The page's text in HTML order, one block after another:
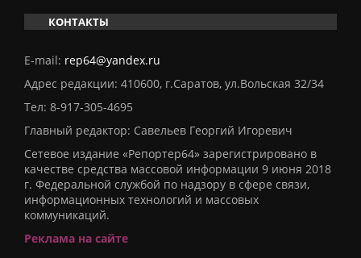
КОНТАКТЫ
E-mail: rep64@yandex.ru
Адрес редакции: 410600, г.Саратов, ул.Вольская 32/34
Тел: 8-917-305-4695
Главный редактор: Савельев Георгий Игоревич
Сетевое издание «Репортер64» зарегистрировано в
качестве средства массовой информации 9 июня 2018
г. Федеральной службой по надзору в сфере связи,
информационных технологий и массовых
коммуникаций.
Реклама на сайте